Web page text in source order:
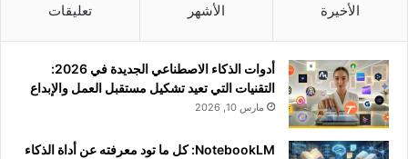
الأخيرة الأشهر تعليقات
أدوات الذكاء الاصطناعي الجديدة في 2026:
التقنيات التي تعيد تشكيل مستقبل العمل والإبداع
مارس 10, 2026
NotebookLM: كل ما تود معرفته عن أداة الذكاء